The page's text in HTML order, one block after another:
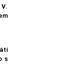
.
s